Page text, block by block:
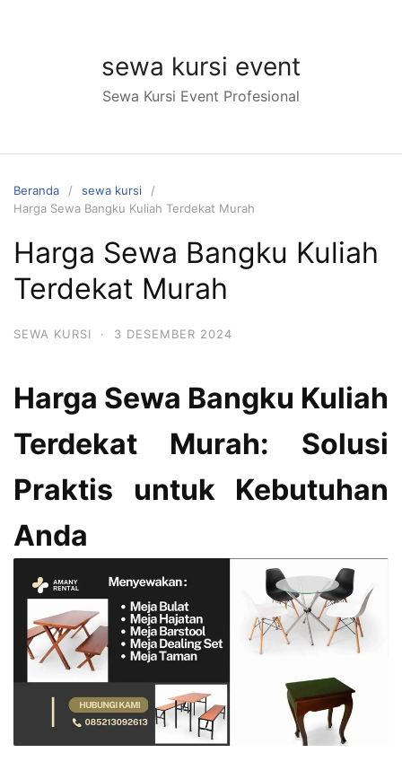
sewa kursi event
Sewa Kursi Event Profesional
Beranda
sewa kursi
Harga Sewa Bangku Kuliah Terdekat Murah
Harga Sewa Bangku Kuliah
Terdekat Murah
SEWA KURSI · 3 DESEMBER 2024
Harga Sewa Bangku Kuliah
Terdekat Murah: Solusi
Praktis untuk Kebutuhan
Anda